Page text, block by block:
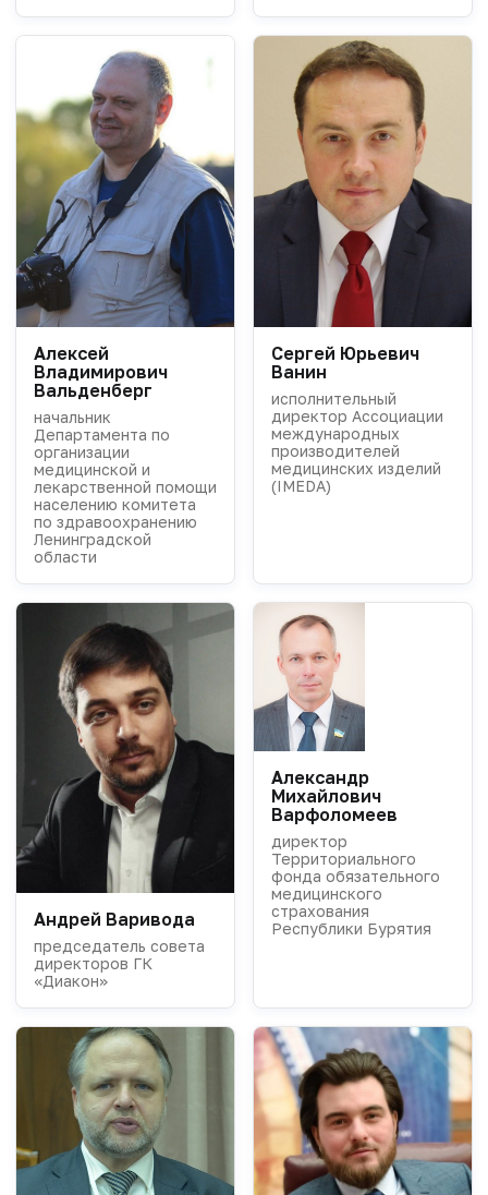
Алексей
Владимирович
Вальденберг
начальник
Департамента по
организации
медицинской и
лекарственной помощи
населению комитета
по здравоохранению
Ленинградской
области
Сергей Юрьевич
Ванин
исполнительный
директор Ассоциации
международных
производителей
медицинских изделий
(IMEDA)
Андрей Варивода
председатель совета
директоров ГК
«Диакон»
Александр
Михайлович
Варфоломеев
директор
Территориального
фонда обязательного
медицинского
страхования
Республики Бурятия